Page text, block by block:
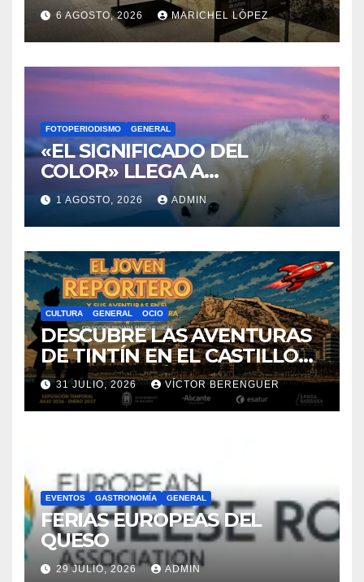
RENACEN EN EL CASTILLO
DE SANTA BÁRBARA
6 AGOSTO, 2026 MARICHEL LÓPEZ
FOTOPERIODISMO GENERAL
«EL SIGNIFICADO DEL
COLOR» LLEGA A
VILLAJOYOSA
1 AGOSTO, 2026 ADMIN
CULTURA GENERAL OCIO
DESCUBRE LAS AVENTURAS
DE TINTÍN EN EL CASTILLO
DE SANTA BÁRBARA DE
ALICANTE
31 JULIO, 2026 VÍCTOR BERENGUER
EVENTOS GASTRONOMÍA GENERAL
FERIAS EUROPEAS DEL
QUESO
29 JULIO, 2026 ADMIN